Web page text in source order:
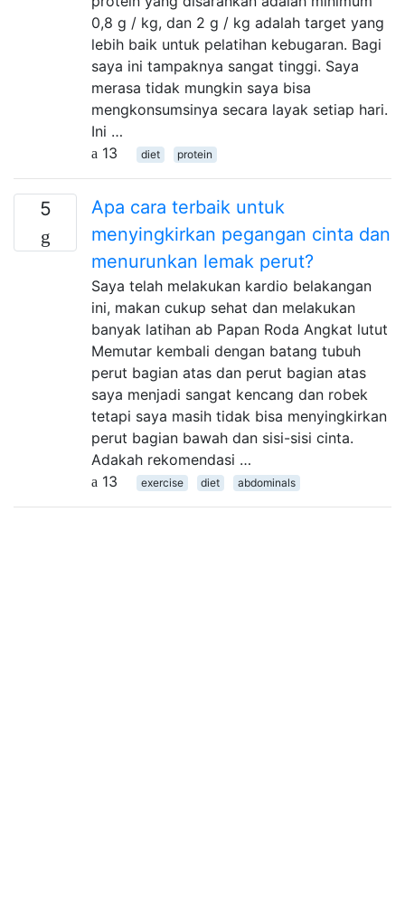
0,8 g / kg, dan 2 g / kg adalah target yang
lebih baik untuk pelatihan kebugaran. Bagi
saya ini tampaknya sangat tinggi. Saya
merasa tidak mungkin saya bisa
mengkonsumsinya secara layak setiap hari.
Ini …
13
diet protein
5
Apa cara terbaik untuk
menyingkirkan pegangan cinta dan
menurunkan lemak perut?
Saya telah melakukan kardio belakangan
ini, makan cukup sehat dan melakukan
banyak latihan ab Papan Roda Angkat lutut
Memutar kembali dengan batang tubuh
perut bagian atas dan perut bagian atas
saya menjadi sangat kencang dan robek
tetapi saya masih tidak bisa menyingkirkan
perut bagian bawah dan sisi-sisi cinta.
Adakah rekomendasi …
13
exercise diet abdominals